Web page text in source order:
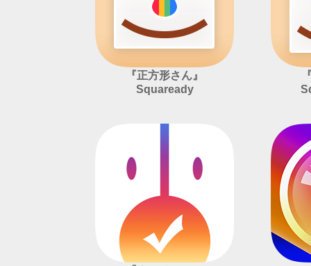
『正方形さん』
Squaready